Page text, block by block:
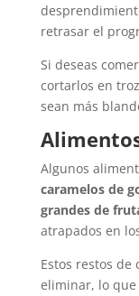
retrasar el
Si deseas
cortarlos en
sean más
Algunos
caramelos de
grandes de
atrapados en
Estos restos
eliminar, lo